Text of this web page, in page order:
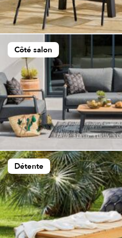
Côté salon
Détente